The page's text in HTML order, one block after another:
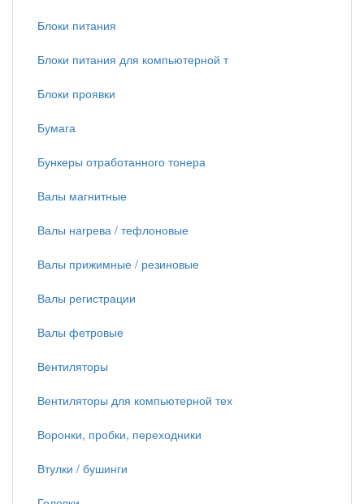
Блоки питания
Блоки питания для компьютерной т
Блоки проявки
Бумага
Бункеры отработанного тонера
Валы магнитные
Валы нагрева / тефлоновые
Валы прижимные / резиновые
Валы регистрации
Валы фетровые
Вентиляторы
Вентиляторы для компьютерной тех
Воронки, пробки, переходники
Втулки / бушинги